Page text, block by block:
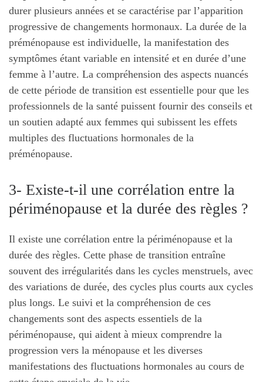
durer plusieurs années et se caractérise par l’apparition
progressive de changements hormonaux. La durée de la
préménopause est individuelle, la manifestation des
symptômes étant variable en intensité et en durée d’une
femme à l’autre. La compréhension des aspects nuancés
de cette période de transition est essentielle pour que les
professionnels de la santé puissent fournir des conseils et
un soutien adapté aux femmes qui subissent les effets
multiples des fluctuations hormonales de la
préménopause.
3- Existe-t-il une corrélation entre la
périménopause et la durée des règles ?
Il existe une corrélation entre la périménopause et la
durée des règles. Cette phase de transition entraîne
souvent des irrégularités dans les cycles menstruels, avec
des variations de durée, des cycles plus courts aux cycles
plus longs. Le suivi et la compréhension de ces
changements sont des aspects essentiels de la
périménopause, qui aident à mieux comprendre la
progression vers la ménopause et les diverses
manifestations des fluctuations hormonales au cours de